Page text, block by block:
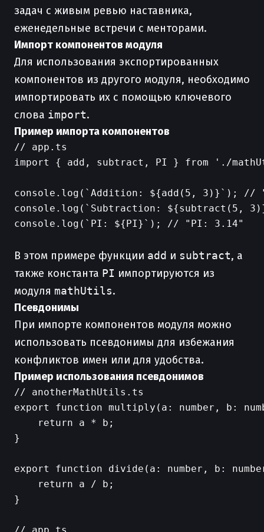
задач с живым ревью наставника,
еженедельные встречи с менторами.
Импорт компонентов модуля
Для использования экспортированных
компонентов из другого модуля, необходимо
импортировать их с помощью ключевого
слова import.
Пример импорта компонентов
// app.ts
import { add, subtract, PI } from './
console.log(`Addition: ${add(5, 3)}`); //
console.log(`Subtraction: ${subtract(5,
console.log(`PI: ${PI}`); // "PI: 3.14"
В этом примере функции add и subtract, а
также константа PI импортируются из
модуля mathUtils.
Псевдонимы
При импорте компонентов модуля можно
использовать псевдонимы для избежания
конфликтов имен или для удобства.
Пример использования псевдонимов
// anotherMathUtils.ts
export function multiply(a: number, b:
    return a * b;
}
export function divide(a: number, b:
    return a / b;
}